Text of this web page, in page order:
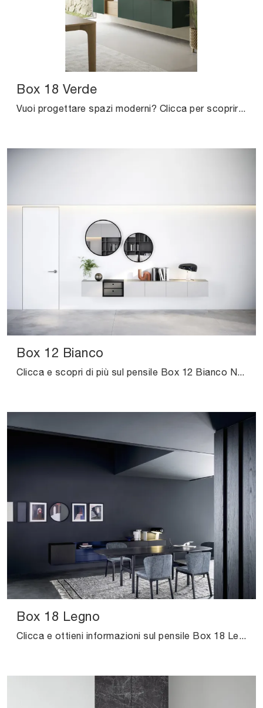
Box 18 Verde
Vuoi progettare spazi moderni? Clicca per scoprire il pensile Box 18 Verde in laccato opaco del marchio Novamobili!
Box 12 Bianco
Clicca e scopri di più sul pensile Box 12 Bianco Novamobili in laccato opaco: arreda un living operativo e pratico.
Box 18 Legno
Clicca e ottieni informazioni sul pensile Box 18 Legno Novamobili in legno: arreda un living pratico e dinamico.